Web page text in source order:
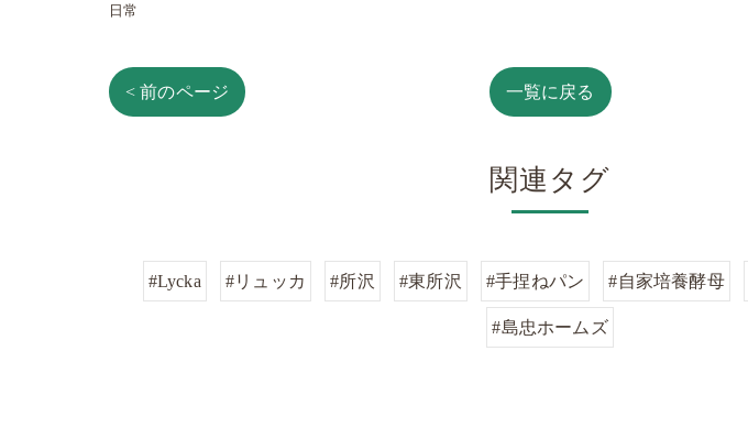
日常
< 前のページ 一覧に戻る
関連タグ
#Lycka #リュッカ #所沢 #東所沢 #手捏ねパン #自家培養酵母
#島忠ホームズ